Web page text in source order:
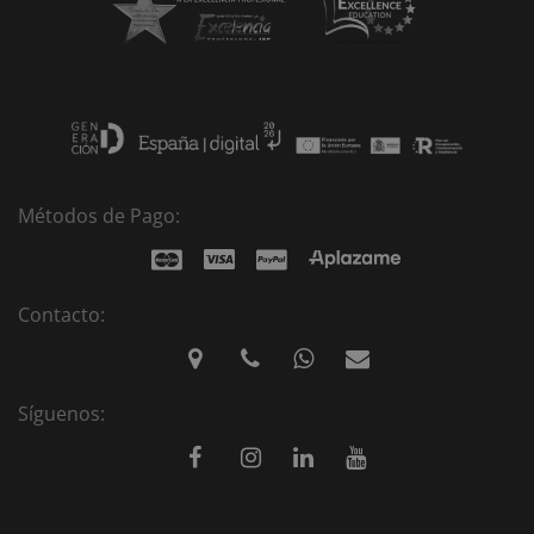
Métodos de Pago:
Contacto:
Síguenos: